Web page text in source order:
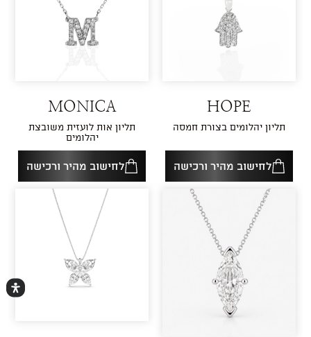
HOPE
תליון יהלומים בצורת חמסה
לחישוב מהיר ורכישה
MONICA
תליון אות לועזית משובצת
יהלומים
לחישוב מהיר ורכישה